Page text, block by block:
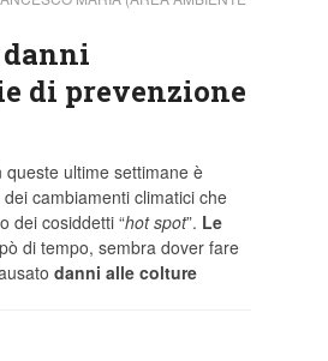
di prevenzione
queste ultime settimane è
cambiamenti climatici che
dei cosiddetti “hot spot”. Le
di tempo, sembra dover fare
danni alle colture